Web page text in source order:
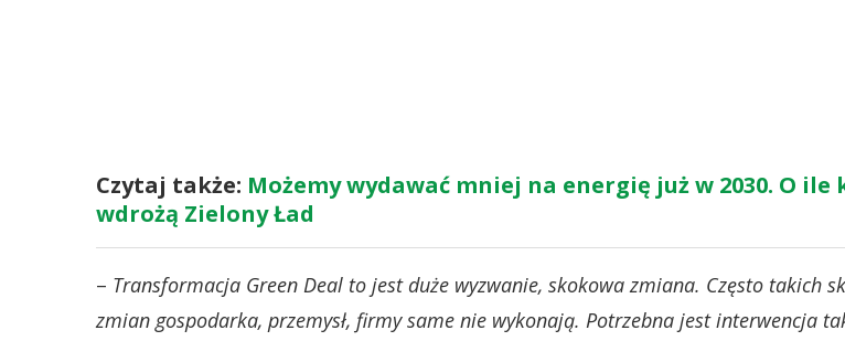
Czytaj także: Możemy wydawać mniej na energię już w 2030. O ile
wdrożą Zielony Ład
– Transformacja Green Deal to jest duże wyzwanie, skokowa zmiana. Często takich
zmian gospodarka, przemysł, firmy same nie wykonają. Potrzebna jest interwencja